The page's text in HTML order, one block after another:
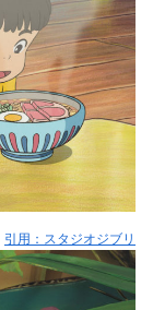
引用：スタジオジブリ